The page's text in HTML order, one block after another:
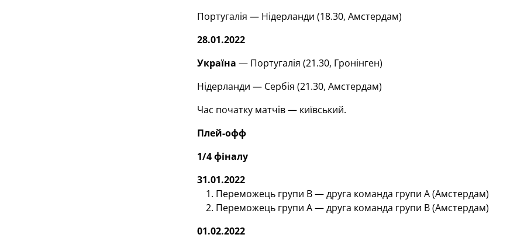
Португалія — Нідерланди (18.30, Амстердам)
28.01.2022
Україна — Португалія (21.30, Гронінген)
Нідерланди — Сербія (21.30, Амстердам)
Час початку матчів — київський.
Плей-офф
1/4 фіналу
31.01.2022
Переможець групи B — друга команда групи A (Амстердам)
Переможець групи A — друга команда групи B (Амстердам)
01.02.2022